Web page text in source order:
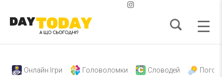
Онлайн Ігри Головоломки Словодей